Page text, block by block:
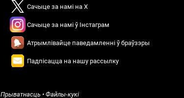
Сачыце за намі на X
Сачыце за намі ў Інстаграм
Атрымлівайце паведамленні ў браўзэры
Падпісацца на нашу рассылку
Прыватнасць • Файлы-кукі